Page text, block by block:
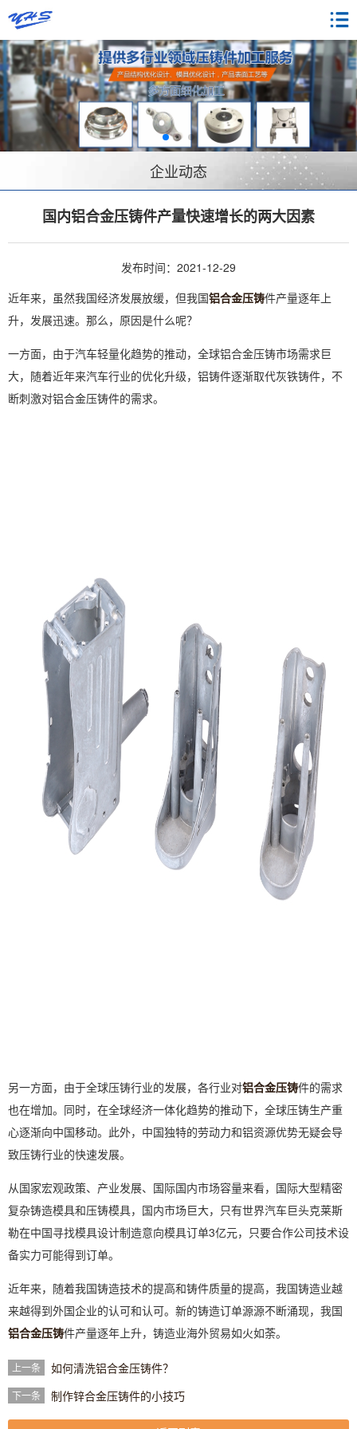
企业动态
国内铝合金压铸件产量快速增长的两大因素
发布时间：2021-12-29
近年来，虽然我国经济发展放缓，但我国铝合金压铸件产量逐年上
升，发展迅速。那么，原因是什么呢？
一方面，由于汽车轻量化趋势的推动，全球铝合金压铸市场需求巨
大，随着近年来汽车行业的优化升级，铝铸件逐渐取代灰铁铸件，不
断刺激对铝合金压铸件的需求。
另一方面，由于全球压铸行业的发展，各行业对铝合金压铸件的需求
也在增加。同时，在全球经济一体化趋势的推动下，全球压铸生产重
心逐渐向中国移动。此外，中国独特的劳动力和铝资源优势无疑会导
致压铸行业的快速发展。
从国家宏观政策、产业发展、国际国内市场容量来看，国际大型精密
复杂铸造模具和压铸模具，国内市场巨大，只有世界汽车巨头克莱斯
勒在中国寻找模具设计制造意向模具订单3亿元，只要合作公司技术设
备实力可能得到订单。
近年来，随着我国铸造技术的提高和铸件质量的提高，我国铸造业越
来越得到外国企业的认可和认可。新的铸造订单源源不断涌现，我国
铝合金压铸件产量逐年上升，铸造业海外贸易如火如荼。
上一条 如何清洗铝合金压铸件？
下一条 制作锌合金压铸件的小技巧